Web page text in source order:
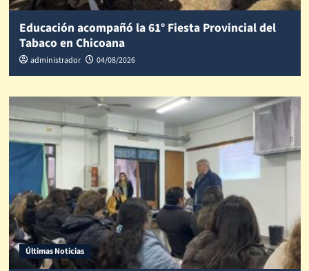
Educación acompañó la 61° Fiesta Provincial del
Tabaco en Chicoana
administrador 04/08/2026
Últimas Noticias